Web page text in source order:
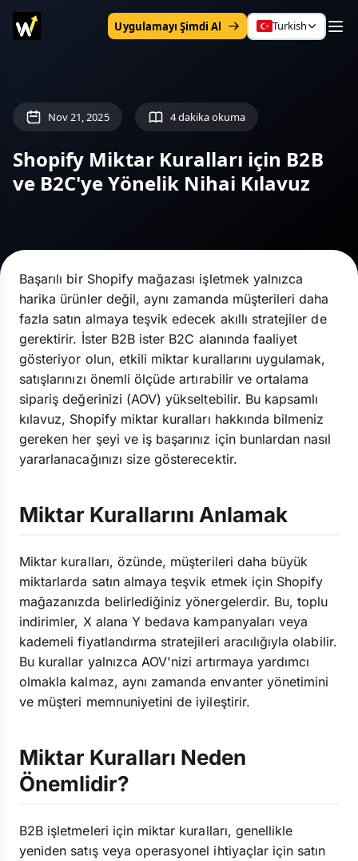
Uygulamayı Şimdi Al Turkish
Nov 21, 2025 4 dakika okuma
Shopify Miktar Kuralları için B2B
ve B2C'ye Yönelik Nihai Kılavuz
Başarılı bir Shopify mağazası işletmek yalnızca
harika ürünler değil, aynı zamanda müşterileri daha
fazla satın almaya teşvik edecek akıllı stratejiler de
gerektirir. İster B2B ister B2C alanında faaliyet
gösteriyor olun, etkili miktar kurallarını uygulamak,
satışlarınızı önemli ölçüde artırabilir ve ortalama
sipariş değerinizi (AOV) yükseltebilir. Bu kapsamlı
kılavuz, Shopify miktar kuralları hakkında bilmeniz
gereken her şeyi ve iş başarınız için bunlardan nasıl
yararlanacağınızı size gösterecektir.
Miktar Kurallarını Anlamak
Miktar kuralları, özünde, müşterileri daha büyük
miktarlarda satın almaya teşvik etmek için Shopify
mağazanızda belirlediğiniz yönergelerdir. Bu, toplu
indirimler, X alana Y bedava kampanyaları veya
kademeli fiyatlandırma stratejileri aracılığıyla olabilir.
Bu kurallar yalnızca AOV'nizi artırmaya yardımcı
olmakla kalmaz, aynı zamanda envanter yönetimini
ve müşteri memnuniyetini de iyileştirir.
Miktar Kuralları Neden
Önemlidir?
B2B işletmeleri için miktar kuralları, genellikle
yeniden satış veya operasyonel ihtiyaçlar için satın